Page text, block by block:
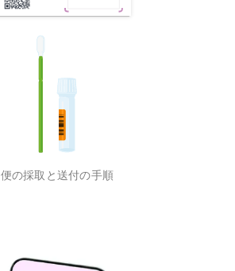
便の採取と送付の手順